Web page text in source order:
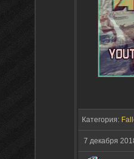
Категория:
7 декабря